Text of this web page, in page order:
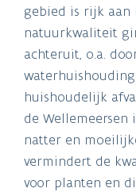
gebied is rijk aan
natuurkwaliteit
achteruit, o.a.
huishoudelijk
de Wellemeersen
natter en
vermindert de
voor planten en